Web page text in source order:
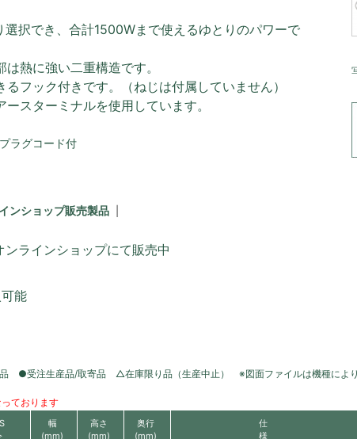
択でき、合計1500Wまで使えるゆとりのパワーで
熱に強い二重構造です。
フック付きです。（ねじは付属していません）
スターミナルを使用しています。
ラグコード付
ンショップ販売製品
ンラインショップにて販売中
能
●受注生産品/取寄品 △在庫限り品（生産中止） ※図面ファイルは機種により
ております
幅
(mm)
高さ
(mm)
奥行
(mm)
仕
様